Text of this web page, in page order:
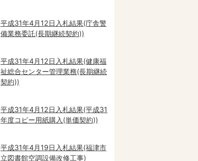
平成31年4月12日入札結果(庁舎警
備業務委託(長期継続契約))
平成31年4月12日入札結果(健康福
祉総合センター管理業務(長期継続
契約))
平成31年4月12日入札結果(平成31
年度コピー用紙購入(単価契約))
平成31年4月19日入札結果(福津市
立図書館空調設備改修工事)